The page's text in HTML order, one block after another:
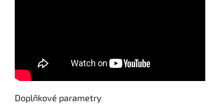
Doplňkové parametry
Powered by chaterimo